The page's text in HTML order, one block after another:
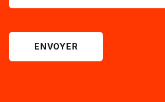
ENVOYER